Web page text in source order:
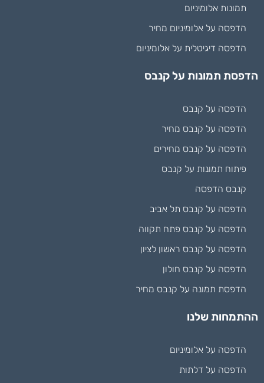
תמונות אלומיניום
הדפסה על אלומיניום מחיר
הדפסה דיגיטלית על אלומיניום
הדפסת תמונות על קנבס
הדפסה על קנבס
הדפסה על קנבס מחיר
הדפסה על קנבס מחירים
פיתוח תמונות על קנבס
קנבס הדפסה
הדפסה על קנבס תל אביב
הדפסה על קנבס פתח תקווה
הדפסה על קנבס ראשון לציון
הדפסה על קנבס חולון
הדפסת תמונה על קנבס מחיר
ההתמחות שלנו
הדפסה על אלומיניום
הדפסה על דלתות